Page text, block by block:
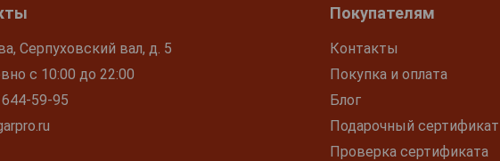
Серпуховский вал, д. 5
с 10:00 до 22:00
59-95
Покупателям
Контакты
Покупка и оплата
Блог
Подарочный сертификат
Проверка сертификата